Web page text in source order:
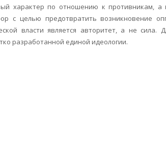
характер по отношению к противникам, а
с целью предотвратить возникновение
власти является авторитет, а не сила.
разработанной единой идеологии.